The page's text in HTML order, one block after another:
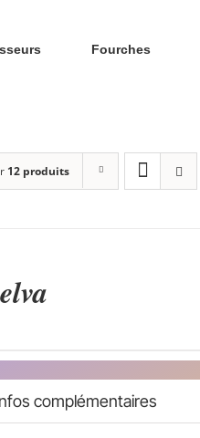
Fourches
12 produits
complémentaires